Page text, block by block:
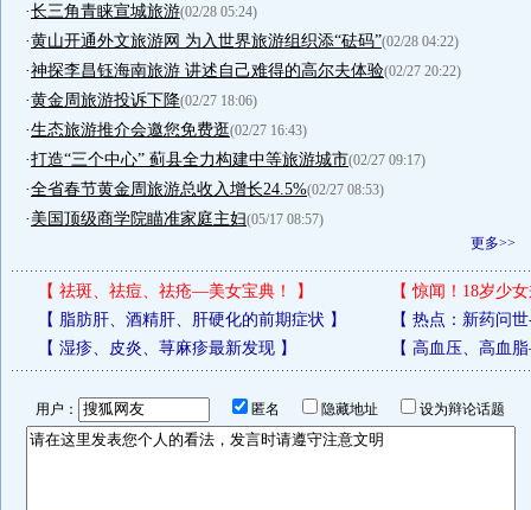
·长三角青睐宣城旅游(02/28 05:24)
·黄山开通外文旅游网 为入世界旅游组织添“砝码”(02/28 04:22)
·神探李昌钰海南旅游 讲述自己难得的高尔夫体验(02/27 20:22)
·黄金周旅游投诉下降(02/27 18:06)
·生态旅游推介会邀您免费逛(02/27 16:43)
·打造“三个中心” 蓟县全力构建中等旅游城市(02/27 09:17)
·全省春节黄金周旅游总收入增长24.5%(02/27 08:53)
·美国顶级商学院瞄准家庭主妇(05/17 08:57)
更多>>
【 祛斑、祛痘、祛疮—美女宝典！ 】 【惊闻！18岁少
【 脂肪肝、酒精肝、肝硬化的前期症状 】 【 热点：新药问
【 湿疹、皮炎、荨麻疹最新发现】 【 高血压、高血
用户： 匿名 隐藏地址 设为辩论话题